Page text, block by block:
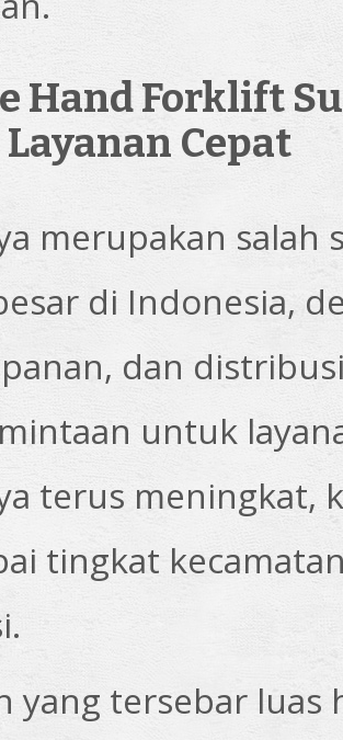
Hand Forklift
Cepat
merupakan
di Indonesia,
dan
untuk
terus meningkat,
tingkat
yang tersebar